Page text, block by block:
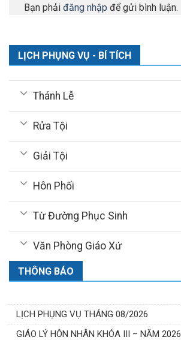
Bạn phải đăng nhập để gửi bình luận.
LỊCH PHỤNG VỤ - BÍ TÍCH
Thánh Lễ
Rửa Tội
Giải Tội
Hôn Phối
Từ Đường Phục Sinh
Văn Phòng Giáo Xứ
THÔNG BÁO
LỊCH PHỤNG VỤ THÁNG 08/2026
GIÁO LÝ HÔN NHÂN KHÓA III – NĂM 2026